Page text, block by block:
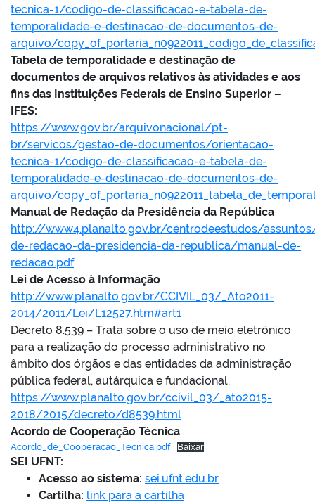
tecnica-1/codigo-de-classificacao-e-tabela-de-
temporalidade-e-destinacao-de-documentos-de-
arquivo/
Tabela de temporalidade e destinação de
documentos de arquivos relativos às atividades e aos
fins das Instituições Federais de Ensino Superior –
IFES:
https://www.gov.br/arquivonacional/pt-
br/servicos/gestao-de-documentos/orientacao-
tecnica-1/codigo-de-classificacao-e-tabela-de-
temporalidade-e-destinacao-de-documentos-de-
arquivo/
Manual de Redação da Presidência da República
http://www4.planalto.gov.br/centrodeestudos/
de-redacao-da-presidencia-da-republica/manual-de-
redacao.pdf
Lei de Acesso à Informação
http://www.planalto.gov.br/CCIVIL_03/_Ato2011-
2014/2011/Lei/L12527.htm#art1
Decreto 8.539 – Trata sobre o uso de meio eletrônico
para a realização do processo administrativo no
âmbito dos órgãos e das entidades da administração
pública federal, autárquica e fundacional.
https://www.planalto.gov.br/ccivil_03/_ato2015-
2018/2015/decreto/d8539.html
Acordo de Cooperação Técnica
Acordo_de_Cooperacao_Tecnica.pdf Baixar
SEI UFNT:
Acesso ao sistema: sei.ufnt.edu.br
Cartilha: link para a cartilha